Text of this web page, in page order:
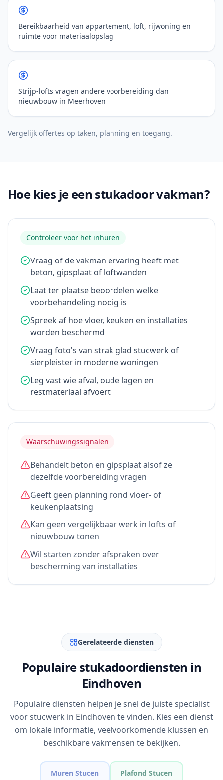
Bereikbaarheid van appartement, loft, rijwoning en
ruimte voor materiaalopslag
Strijp-lofts vragen andere voorbereiding dan
nieuwbouw in Meerhoven
Vergelijk offertes op taken, planning en toegang.
Hoe kies je een stukadoor vakman?
Controleer voor het inhuren
Vraag of de vakman ervaring heeft met
beton, gipsplaat of loftwanden
Laat ter plaatse beoordelen welke
voorbehandeling nodig is
Spreek af hoe vloer, keuken en installaties
worden beschermd
Vraag foto's van strak glad stucwerk of
sierpleister in moderne woningen
Leg vast wie afval, oude lagen en
restmateriaal afvoert
Waarschuwingssignalen
Behandelt beton en gipsplaat alsof ze
dezelfde voorbereiding vragen
Geeft geen planning rond vloer- of
keukenplaatsing
Kan geen vergelijkbaar werk in lofts of
nieuwbouw tonen
Wil starten zonder afspraken over
bescherming van installaties
Gerelateerde diensten
Populaire stukadoordiensten in
Eindhoven
Populaire diensten helpen je snel de juiste specialist
voor stucwerk in Eindhoven te vinden. Kies een dienst
om lokale informatie, veelvoorkomende klussen en
beschikbare vakmensen te bekijken.
Muren Stucen Plafond Stucen